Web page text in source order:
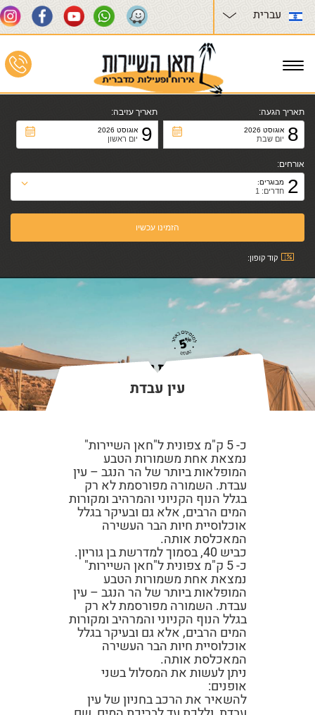
עברית
Toggle
navigation
תאריך הגעה:
8 אוגוסט 2026
יום שבת
תאריך עזיבה:
9 אוגוסט 2026
יום ראשון
אורחים:
2 מבוגרים:
חדרים: 1
קוד קופון:
עין עבדת
כ- 5 ק"מ צפונית ל"חאן השיירות"
נמצאת אחת משמורות הטבע
המופלאות ביותר של הר הנגב – עין
עבדת. השמורה מפורסמת לא רק
בגלל הנוף הקניוני והמרהיב ומקורות
המים הרבים, אלא גם ובעיקר בגלל
אוכלוסיית חיות הבר העשירה
המאכלסת אותה.
כביש 40, בסמוך למדרשת בן גוריון.
כ- 5 ק"מ צפונית ל"חאן השיירות"
נמצאת אחת משמורות הטבע
המופלאות ביותר של הר הנגב – עין
עבדת. השמורה מפורסמת לא רק
בגלל הנוף הקניוני והמרהיב ומקורות
המים הרבים, אלא גם ובעיקר בגלל
אוכלוסיית חיות הבר העשירה
המאכלסת אותה.
ניתן לעשות את המסלול בשני
אופנים:
להשאיר את הרכב בחניון של עין